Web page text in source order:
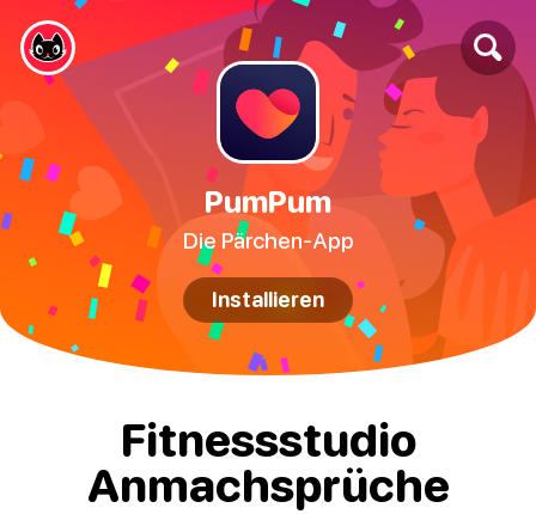
PumPum
Die Pärchen-App
Installieren
Fitnessstudio
Anmachsprüche